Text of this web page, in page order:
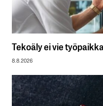
Tekoäly ei vie
8.8.2026